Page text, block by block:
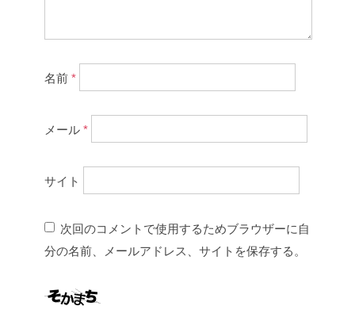
名前 *
メール *
サイト
次回のコメントで使用するためブラウザーに自
分の名前、メールアドレス、サイトを保存する。